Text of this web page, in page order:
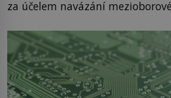
za účelem navázání